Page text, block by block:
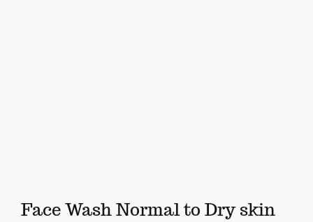
Face Wash Normal to Dry skin